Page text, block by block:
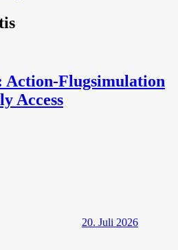
Action-Flugsimulation
Access
20. Juli 2026